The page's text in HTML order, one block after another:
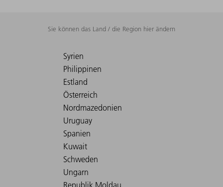
Sie können das Land / die Region hier ändern